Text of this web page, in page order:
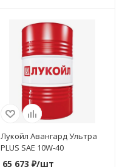
Лукойл Авангард Ультра
PLUS SAE 10W-40
65 673 ₽/шт